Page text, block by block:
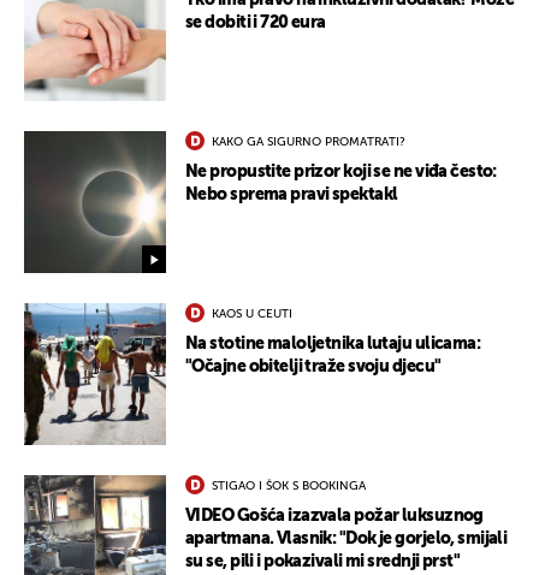
se dobiti i 720 eura
KAKO GA SIGURNO PROMATRATI?
Ne propustite prizor koji se ne viđa često:
Nebo sprema pravi spektakl
KAOS U CEUTI
Na stotine maloljetnika lutaju ulicama:
"Očajne obitelji traže svoju djecu"
STIGAO I ŠOK S BOOKINGA
VIDEO Gošća izazvala požar luksuznog
apartmana. Vlasnik: "Dok je gorjelo, smijali
su se, pili i pokazivali mi srednji prst"
UKLJUČITE NOTIFIKACIJE